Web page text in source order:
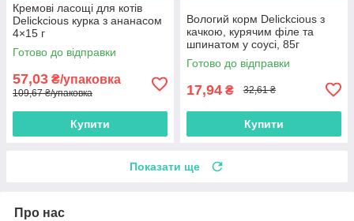
Кремові ласощі для котів
Delickcious курка з ананасом
4×15 г
Готово до відправки
57,03 ₴/упаковка
109,67 ₴/упаковка
Купити
Вологий корм Delickcious з
качкою, курячим філе та
шпинатом у соусі, 85г
Готово до відправки
17,94 ₴ 32,61 ₴
Купити
Показати ще
Про нас